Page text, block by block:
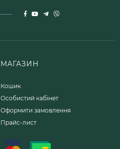
МАГАЗИН
Кошик
Особистий кабінет
Оформити замовлення
Прайс-лист